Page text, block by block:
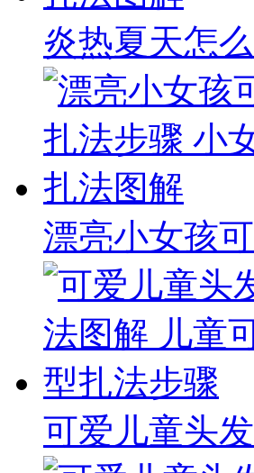
炎热夏天怎
漂亮小女孩
可爱儿童头